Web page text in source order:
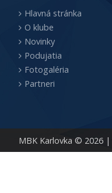
MBK Karlovka © 2026 |
Hlavná stránka
O klube
Novinky
Podujatia
Fotogaléria
Partneri